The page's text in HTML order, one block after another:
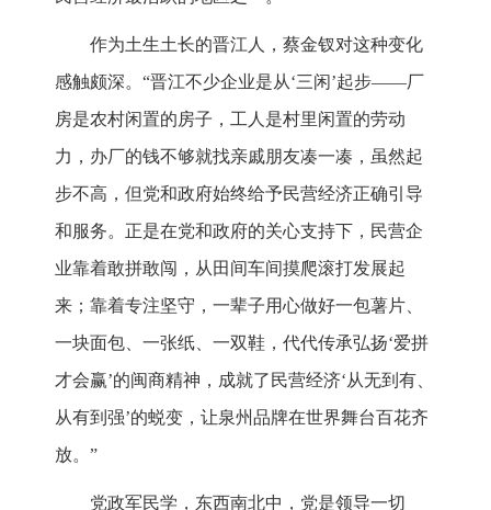
作为土生土长的晋江人，蔡金钗对这种变化
感触颇深。“晋江不少企业是从‘三闲’起步——厂
房是农村闲置的房子，工人是村里闲置的劳动
力，办厂的钱不够就找亲戚朋友凑一凑，虽然起
步不高，但党和政府始终给予民营经济正确引导
和服务。正是在党和政府的关心支持下，民营企
业靠着敢拼敢闯，从田间车间摸爬滚打发展起
来；靠着专注坚守，一辈子用心做好一包薯片、
一块面包、一张纸、一双鞋，代代传承弘扬‘爱拼
才会赢’的闽商精神，成就了民营经济‘从无到有、
从有到强’的蜕变，让泉州品牌在世界舞台百花齐
放。”
党政军民学，东西南北中，党是领导一切